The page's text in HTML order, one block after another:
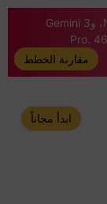
Claude Opus 4.6، وSora 2، وNano Banana Pro، وGemini 3
مقارنة الخطط
ابدأ مجاناً